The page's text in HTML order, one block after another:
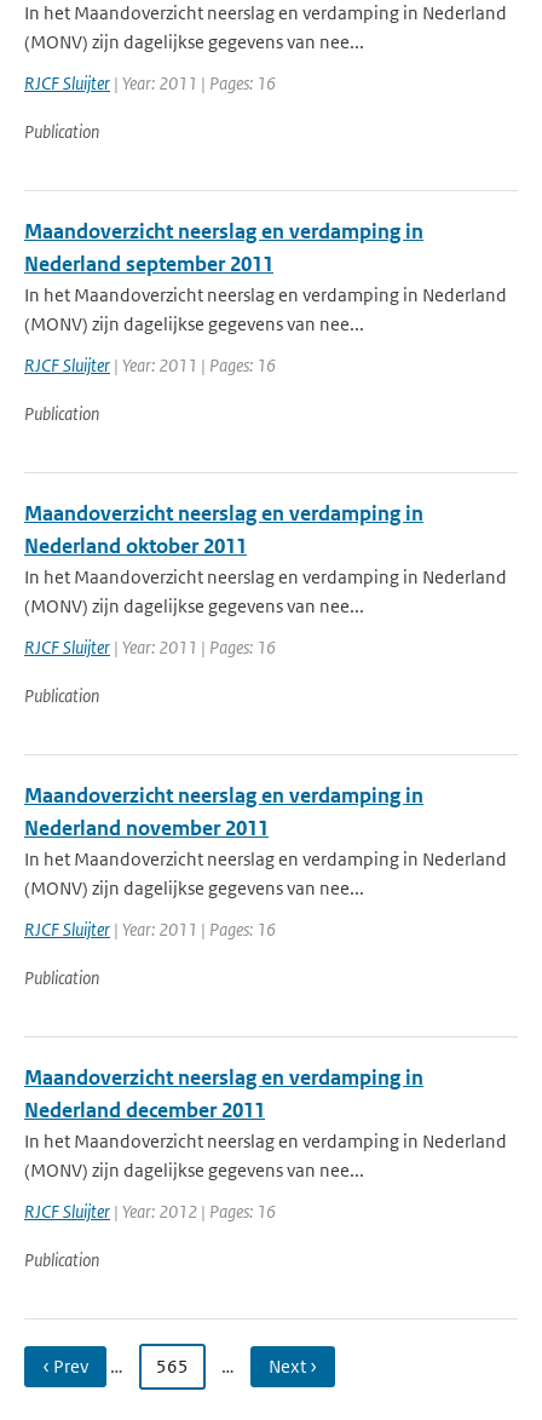
In het Maandoverzicht neerslag en verdamping in Nederland
(MONV) zijn dagelijkse gegevens van nee...
RJCF Sluijter | Year: 2011 | Pages: 16
Publication
Maandoverzicht neerslag en verdamping in
Nederland september 2011
In het Maandoverzicht neerslag en verdamping in Nederland
(MONV) zijn dagelijkse gegevens van nee...
RJCF Sluijter | Year: 2011 | Pages: 16
Publication
Maandoverzicht neerslag en verdamping in
Nederland oktober 2011
In het Maandoverzicht neerslag en verdamping in Nederland
(MONV) zijn dagelijkse gegevens van nee...
RJCF Sluijter | Year: 2011 | Pages: 16
Publication
Maandoverzicht neerslag en verdamping in
Nederland november 2011
In het Maandoverzicht neerslag en verdamping in Nederland
(MONV) zijn dagelijkse gegevens van nee...
RJCF Sluijter | Year: 2011 | Pages: 16
Publication
Maandoverzicht neerslag en verdamping in
Nederland december 2011
In het Maandoverzicht neerslag en verdamping in Nederland
(MONV) zijn dagelijkse gegevens van nee...
RJCF Sluijter | Year: 2012 | Pages: 16
Publication
‹ Prev … 565 … Next ›